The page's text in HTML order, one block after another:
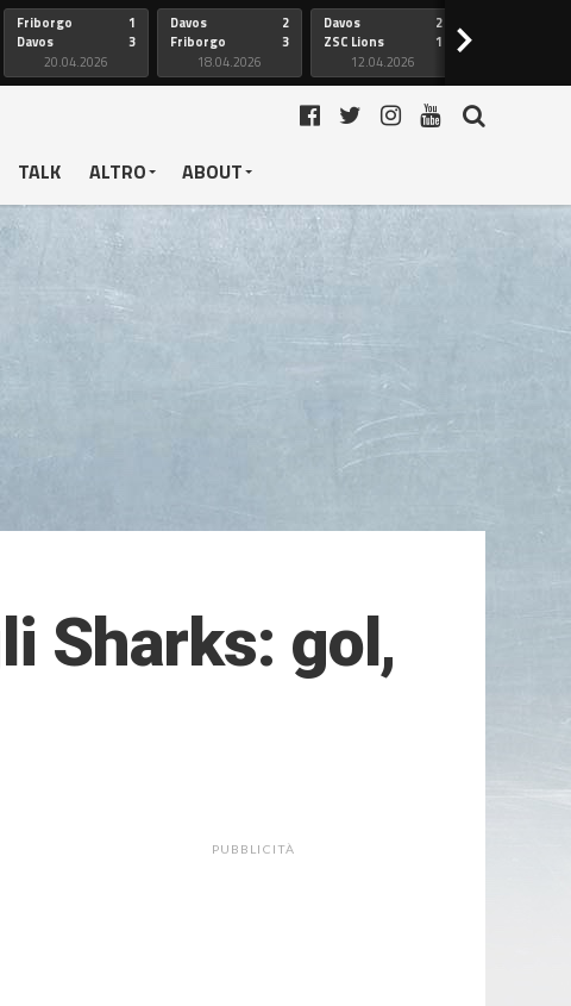
Friborgo
Davos
1
3
20.04.2026
Davos
Friborgo
2
3
18.04.2026
Davos
ZSC Lions
2
1
12.04.2026
>
TALK ALTRO ABOUT
Sharks: gol,
PUBBLICITÀ